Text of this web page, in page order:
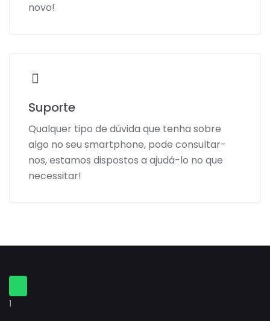
novo!
Suporte
Qualquer tipo de dúvida que tenha sobre
algo no seu smartphone, pode consultar-
nos, estamos dispostos a ajudá-lo no que
necessitar!
1